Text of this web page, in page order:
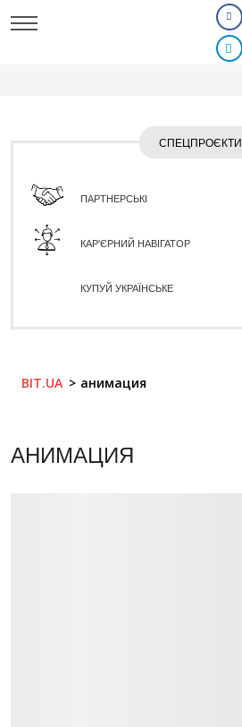
СПЕЦПРОЄКТИ
ПАРТНЕРСЬКІ
КАР'ЄРНИЙ НАВІГАТОР
КУПУЙ УКРАЇНСЬКЕ
BIT.UA анимация
АНИМАЦИЯ